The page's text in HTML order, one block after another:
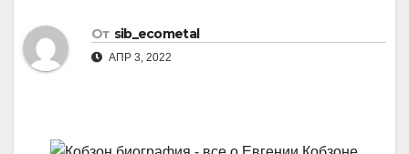
От sib_ecometal
АПР 3, 2022